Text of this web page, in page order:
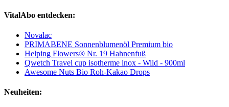
VitalAbo entdecken:
Novalac
PRIMABENE Sonnenblumenöl Premium bio
Helping Flowers® Nr. 19 Hahnenfuß
Qwetch Travel cup isotherme inox - Wild - 900ml
Awesome Nuts Bio Roh-Kakao Drops
Neuheiten: